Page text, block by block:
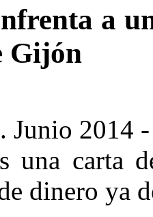
a
Gijón
Junio 2014
una carta
dinero ya